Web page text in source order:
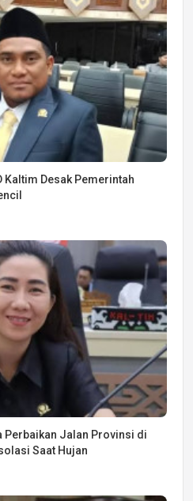
Kaltim Desak Pemerintah
Perbaikan Jalan Provinsi di
Saat Hujan